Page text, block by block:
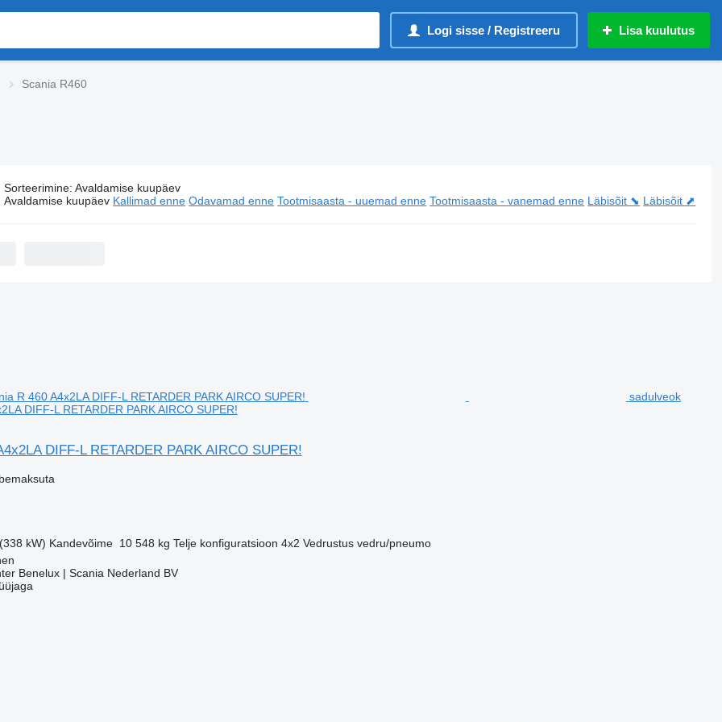
Logi sisse / Registreeru Lisa kuulutus
Scania R460
Sadulveokid Scania R460
Sorteerimine: Avaldamise kuupäev
Avaldamise kuupäev Kallimad enne Odavamad enne Tootmisaasta - uuemad enne Tootmisaasta - vanemad enne Läbisõit ⬊ Läbisõit ⬈
sadulveok
DIFF-L RETARDER PARK AIRCO SUPER!
DIFF-L RETARDER PARK AIRCO SUPER!
kW) Kandevõime 10 548 kg Telje konfiguratsioon 4x2 Vedrustus vedru/pneumo
Benelux | Scania Nederland BV